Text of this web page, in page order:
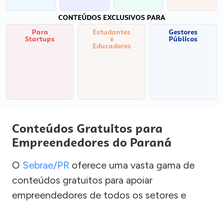
CONTEÚDOS EXCLUSIVOS PARA
Para
Startups
Estudantes
e
Educadores
Gestores
Públicos
Conteúdos Gratuitos para
Empreendedores do Paraná
O Sebrae/PR oferece uma vasta gama de
conteúdos gratuitos para apoiar
empreendedores de todos os setores e